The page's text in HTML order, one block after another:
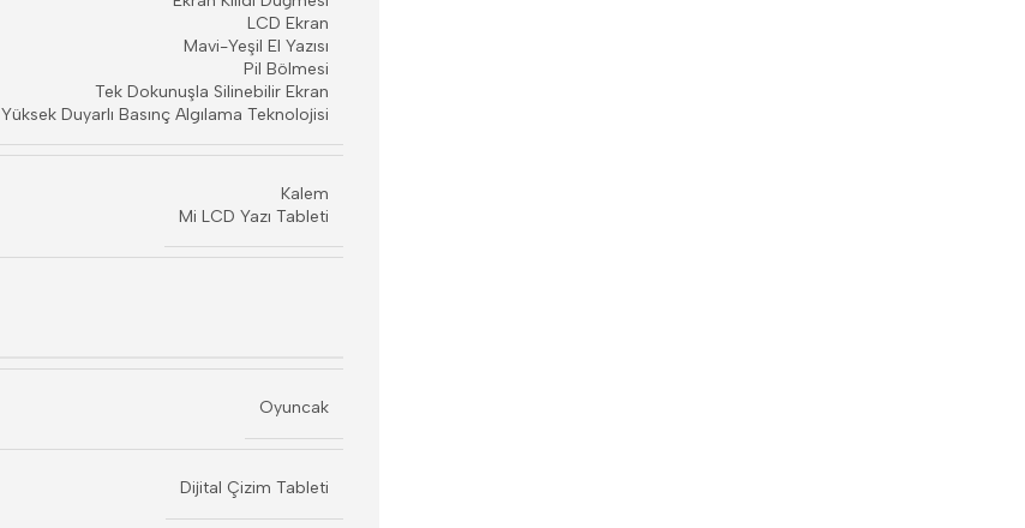
LCD Ekran
Mavi-Yeşil El Yazısı
Pil Bölmesi
Tek Dokunuşla Silinebilir Ekran
Yüksek Duyarlı Basınç Algılama Teknolojisi
Kalem
Mi LCD Yazı Tableti
Oyuncak
Dijital Çizim Tableti